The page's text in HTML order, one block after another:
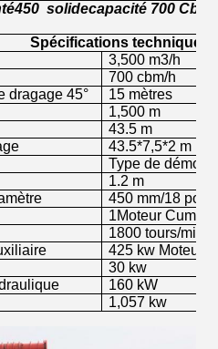
450 solidecapacité 700
Spécifications techniques
3,500 m3/h
700 cbm/h
dragage 45°
15 mètres
1,500 m
43.5 m
43.5*7,5*2 m
Type de
1.2 m
450 mm/18
1Moteur
1800 tours/min
425 kw Moteur
30 kw
160 kW
1,057 kw